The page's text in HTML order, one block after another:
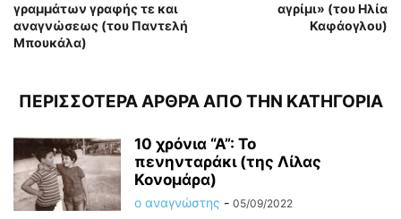
γραμμάτων γραφής τε και
αναγνώσεως (του Παντελή
Μπουκάλα)
αγρίμι» (του Ηλία
Καφάογλου)
ΠΕΡΙΣΣΟΤΕΡΑ ΑΡΘΡΑ ΑΠΟ ΤΗΝ ΚΑΤΗΓΟΡΙΑ
10 χρόνια “Α”: Το
πενηνταράκι (της Λίλας
Κονομάρα)
ο αναγνώστης - 05/09/2022